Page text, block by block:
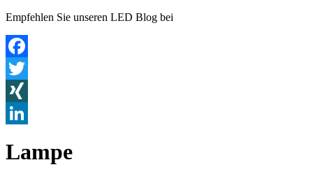
Empfehlen Sie unseren LED Blog bei
Facebook
Twitter
XING
Lampe